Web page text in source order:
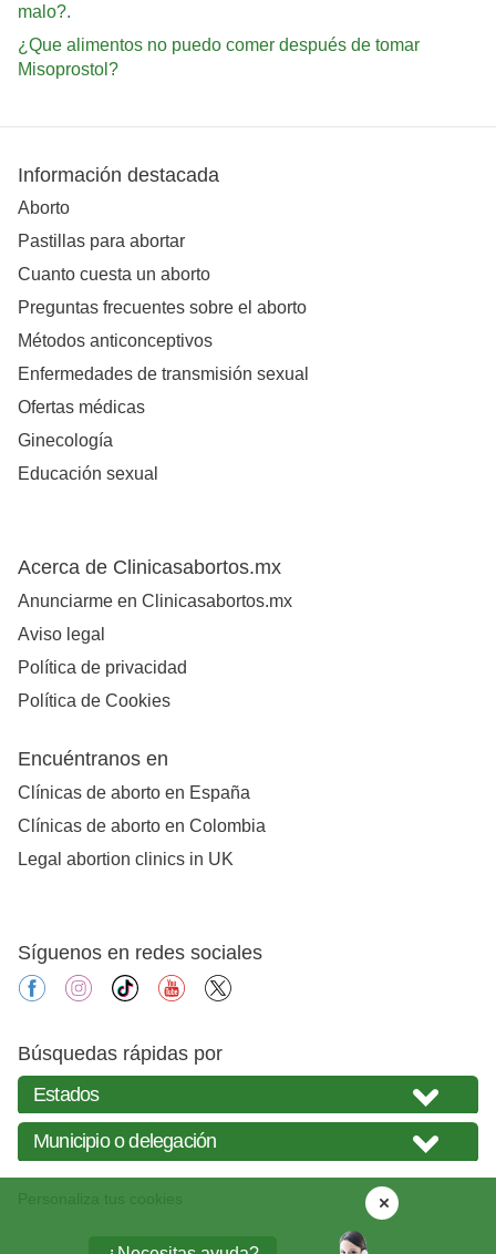
malo?.
¿Que alimentos no puedo comer después de tomar
Misoprostol?
Información destacada
Aborto
Pastillas para abortar
Cuanto cuesta un aborto
Preguntas frecuentes sobre el aborto
Métodos anticonceptivos
Enfermedades de transmisión sexual
Ofertas médicas
Ginecología
Educación sexual
Acerca de Clinicasabortos.mx
Anunciarme en Clinicasabortos.mx
Aviso legal
Política de privacidad
Política de Cookies
Encuéntranos en
Clínicas de aborto en España
Clínicas de aborto en Colombia
Legal abortion clinics in UK
Síguenos en redes sociales
facebookinstagram
tiktok youtube
Búsquedas rápidas por